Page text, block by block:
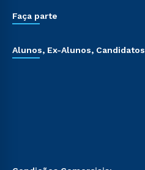
Faça parte
Alunos, Ex-Alunos, Candidatos